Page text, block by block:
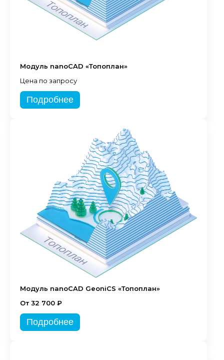
Модуль nanoCAD «Топоплан»
Цена по запросу
Подробнее
Модуль nanoCAD GeoniCS «Топоплан»
От 32 700 ₽
Подробнее